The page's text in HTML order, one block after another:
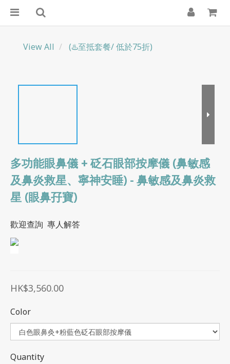
View All (♨️至抵套餐/ 低於75折)
多功能眼鼻儀 + 砭石眼部按摩儀 (鼻敏感
及鼻炎救星、寧神安睡) - 鼻敏感及鼻炎救
星 (眼鼻孖寶)
歡迎查詢  專人解答
HK$3,560.00
Color
Quantity